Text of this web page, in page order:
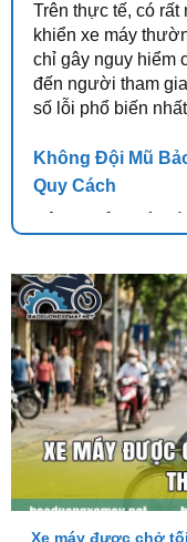
Trên thực tế, có
khiển xe máy
chỉ gây nguy hiểm
đến người tham
số lỗi phổ biến
Không Đội Mũ
Quy Cách
chất lượng và
đội mũ hoặc đội
xử phạt theo quy
Mức phạt cho lỗi
đồng, tùy thuộc
không đội mũ bảo
thương nghiêm
Chở Quá Số
Xe máy được chở